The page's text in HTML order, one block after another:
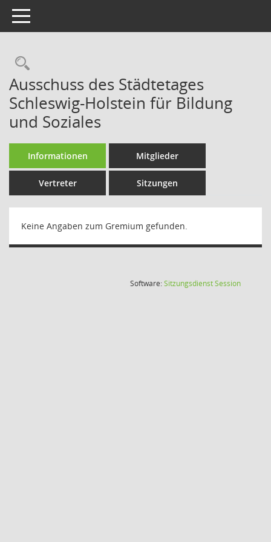
Toggle navigation
Rechercheauswahl
Ausschuss des Städtetages
Schleswig-Holstein für Bildung
und Soziales
Informationen Mitglieder
Vertreter Sitzungen
Keine Angaben zum Gremium gefunden.
Software:SitzungsdienstSession(Wird in